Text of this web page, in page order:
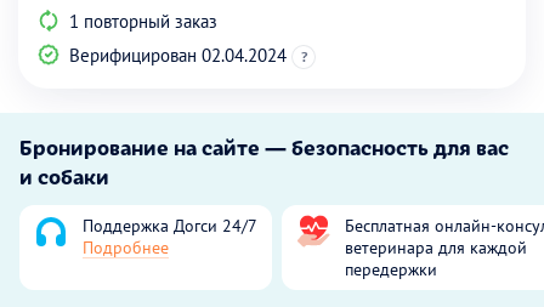
1 повторный заказ
Верифицирован 02.04.2024
?
Бронирование на сайте — безопасность для вас
и собаки
Поддержка Догси 24/7
Подробнее
Бесплатная онлайн-
ветеринара для каждой
передержки